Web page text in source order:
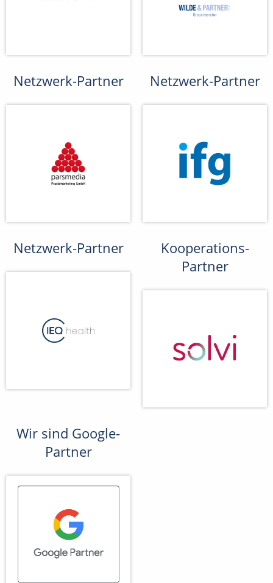
Netzwerk-Partner Netzwerk-Partner
Netzwerk-Partner
Kooperations-
Partner
Wir sind Google-
Partner